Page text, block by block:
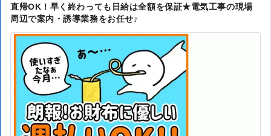
直帰OK！早く終わっても日給は全額を保証★電気工事の現場
周辺で案内・誘導業務をお任せ♪